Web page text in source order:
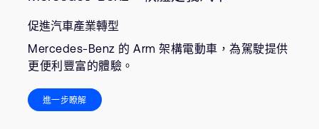
促進汽車產業轉型
Mercedes-Benz 的 Arm 架構電動車，為駕駛提供
更便利豐富的體驗。
進一步瞭解